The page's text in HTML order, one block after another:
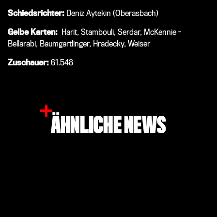
Schiedsrichter: Deniz Aytekin (Oberasbach)
Gelbe Karten: Harit, Stambouli, Serdar, McKennie -
Bellarabi, Baumgartlinger, Hradecky, Weiser
Zuschauer: 61.548
ÄHNLICHE NEWS